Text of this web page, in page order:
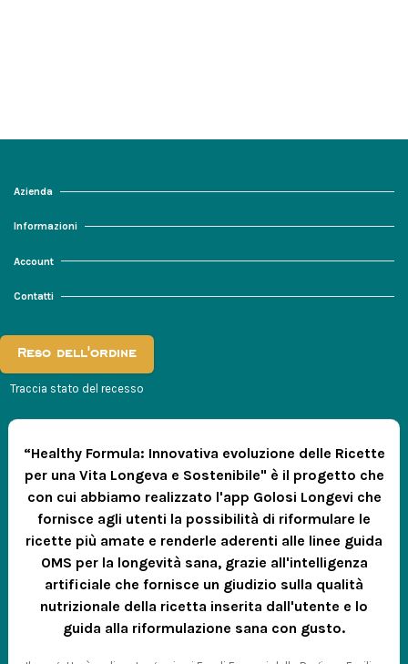
Azienda
Informazioni
Account
Contatti
Reso dell'ordine
Traccia stato del recesso
“Healthy Formula: Innovativa evoluzione delle Ricette
per una Vita Longeva e Sostenibile" è il progetto che
con cui abbiamo realizzato l'app Golosi Longevi che
fornisce agli utenti la possibilità di riformulare le
ricette più amate e renderle aderenti alle linee guida
OMS per la longevità sana, grazie all'intelligenza
artificiale che fornisce un giudizio sulla qualità
nutrizionale della ricetta inserita dall'utente e lo
guida alla riformulazione sana con gusto.